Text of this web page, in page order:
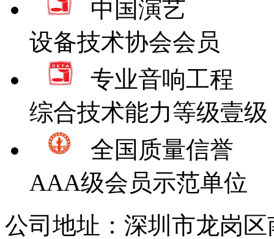
中国演艺
设备技术协会会员
专业音响工程
综合技术能力等级壹级
全国质量信誉
AAA级会员示范单位
公司地址：深圳市龙岗